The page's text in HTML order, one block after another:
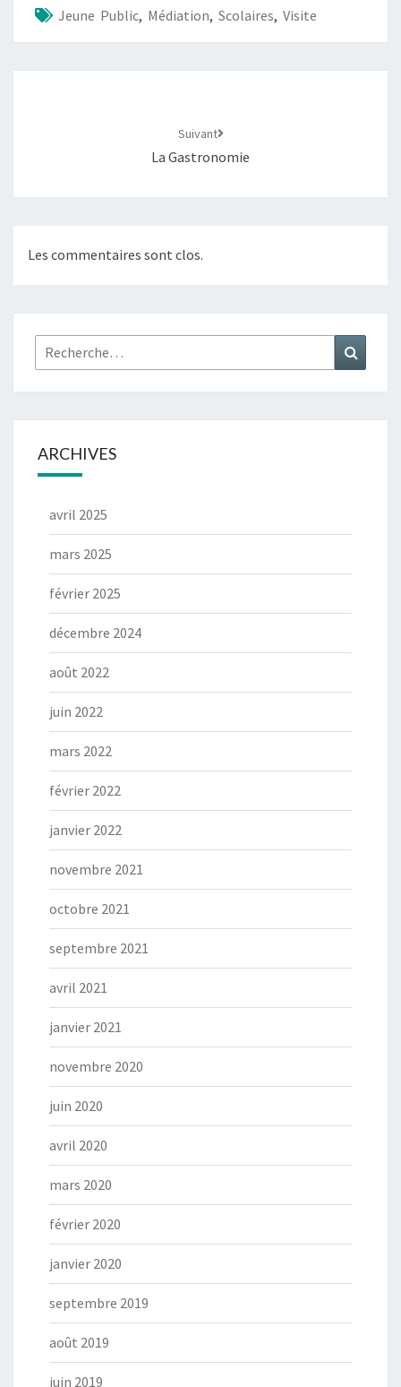
Jeune Public, Médiation, Scolaires, Visite
Suivant
La Gastronomie
Les commentaires sont clos.
ARCHIVES
avril 2025
mars 2025
février 2025
décembre 2024
août 2022
juin 2022
mars 2022
février 2022
janvier 2022
novembre 2021
octobre 2021
septembre 2021
avril 2021
janvier 2021
novembre 2020
juin 2020
avril 2020
mars 2020
février 2020
janvier 2020
septembre 2019
août 2019
juin 2019